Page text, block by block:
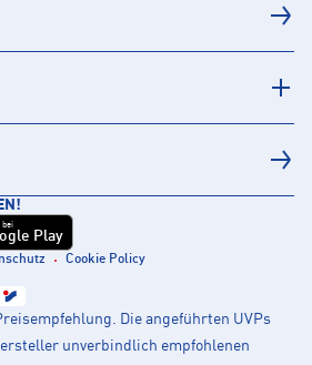
bei
Play
Cookie Policy
Die angeführten UVPs
unverbindlich empfohlenen